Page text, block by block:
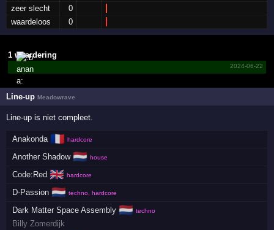
zeer slecht
0
waardeloos
0
1 waardering
2024-06-22
Line-upMeadowrave
Line-up is niet compleet.
Anakonda 🇫🇷 hardcore
Another Shadow 🇳🇱 house
Code:Red 🇬🇧 hardcore
D-Passion 🇳🇱 techno, hardcore
Dark Matter Space Assembly 🇳🇱 techno
Billy Zomerdijk